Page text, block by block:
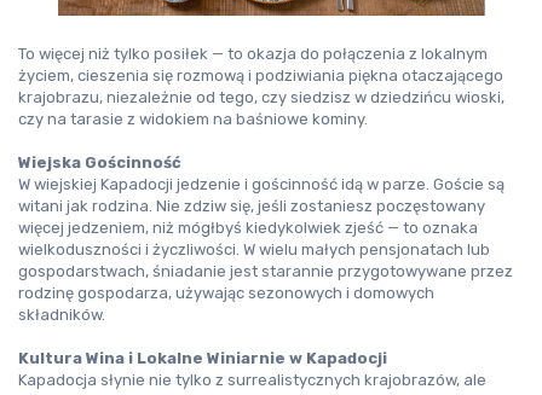
To więcej niż tylko posiłek — to okazja do połączenia z lokalnym
życiem, cieszenia się rozmową i podziwiania piękna otaczającego
krajobrazu, niezależnie od tego, czy siedzisz w dziedzińcu wioski,
czy na tarasie z widokiem na baśniowe kominy.
Wiejska Gościnność
W wiejskiej Kapadocji jedzenie i gościnność idą w parze. Goście są
witani jak rodzina. Nie zdziw się, jeśli zostaniesz poczęstowany
więcej jedzeniem, niż mógłbyś kiedykolwiek zjeść — to oznaka
wielkoduszności i życzliwości. W wielu małych pensjonatach lub
gospodarstwach, śniadanie jest starannie przygotowywane przez
rodzinę gospodarza, używając sezonowych i domowych
składników.
Kultura Wina i Lokalne Winiarnie w Kapadocji
Kapadocja słynie nie tylko z surrealistycznych krajobrazów, ale